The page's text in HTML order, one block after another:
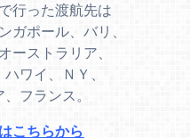
行った渡航先は
ガポール、バリ、
ーストラリア、
ワイ、ＮＹ、
フランス。
こちらから